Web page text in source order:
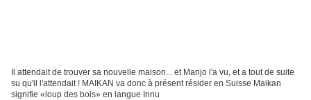
Il attendait de trouver sa nouvelle maison... et Marijo l'a vu, et a tout de suite
su qu'il l'attendait ! MAIKAN va donc à présent résider en Suisse Maikan
signifie «loup des bois» en langue Innu